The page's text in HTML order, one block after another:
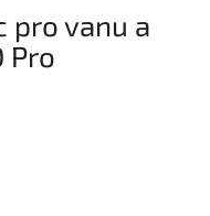
pro vanu a
Pro